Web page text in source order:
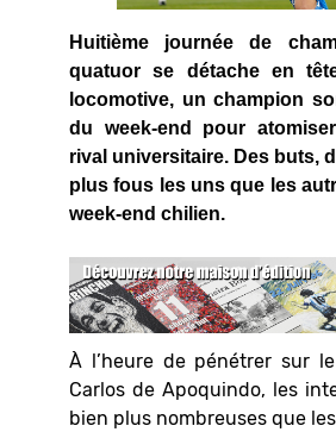
Huitième journée de
quatuor se détache en
locomotive, un champion
du week-end pour
rival universitaire. Des buts,
plus fous les uns que les
week-end chilien.
À l’heure de pénétrer sur
Carlos de Apoquindo, les
bien plus nombreuses que